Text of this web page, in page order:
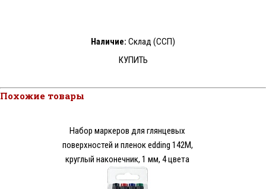
Наличие: Склад (ССП)
КУПИТЬ
Похожие товары
Набор мaркеров для глянцевых
поверхностей и пленок edding 142M,
круглый наконечник, 1 мм, 4 цвета